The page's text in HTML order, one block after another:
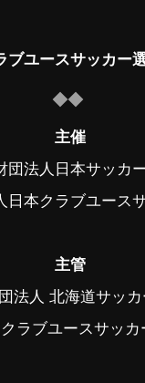
ブユースサッカー
主催
団法人日本サッカ
日本クラブユース
主管
法人 北海道サッ
ラブユースサッカ